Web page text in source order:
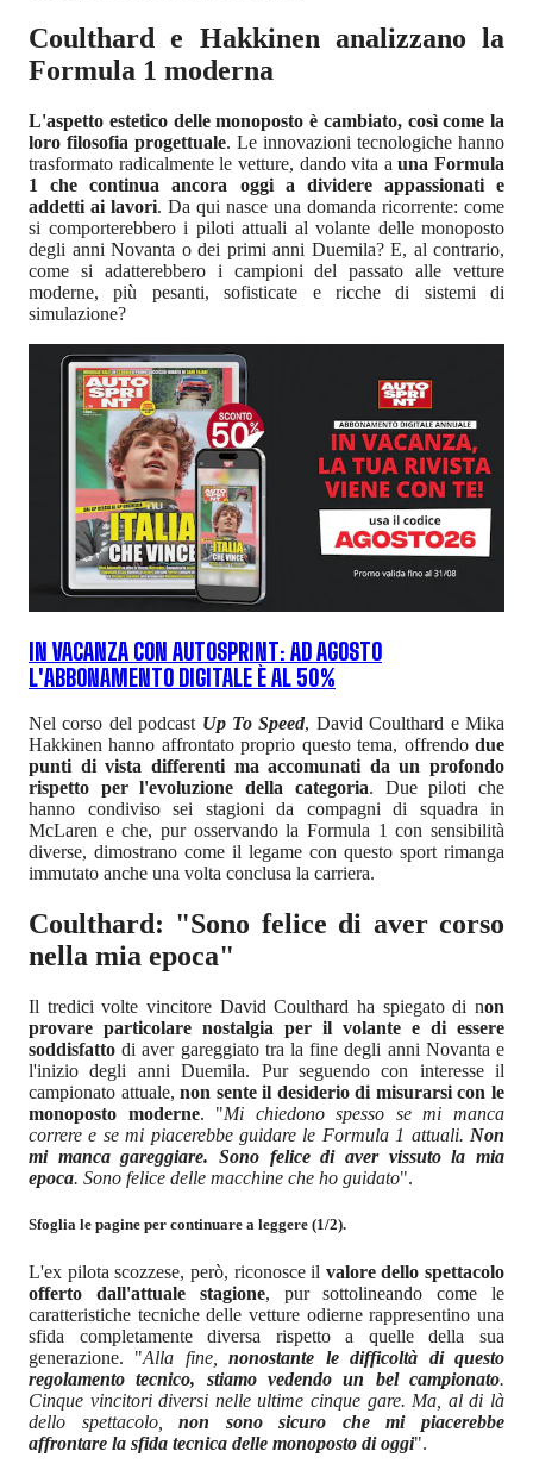
Coulthard e Hakkinen analizzano la
Formula 1 moderna
L'aspetto estetico delle monoposto è cambiato, così come la
loro filosofia progettuale. Le innovazioni tecnologiche hanno
trasformato radicalmente le vetture, dando vita auna Formula
1 che continua ancora oggi a dividere appassionati e
addetti ai lavori. Da qui nasce una domanda ricorrente: come
si comporterebbero i piloti attuali al volante delle monoposto
degli anni Novanta o dei primi anni Duemila? E, al contrario,
come si adatterebbero i campioni del passato alle vetture
moderne, più pesanti, sofisticate e ricche di sistemi di
simulazione?
IN VACANZA CON AUTOSPRINT: AD AGOSTO
L'ABBONAMENTO DIGITALE È AL 50%
Nel corso del podcast Up To Speed, David Coulthard e Mika
Hakkinen hanno affrontato proprio questo tema, offrendo due
punti di vista differenti ma accomunati da un profondo
rispetto per l'evoluzione della categoria. Due piloti che
hanno condiviso sei stagioni da compagni di squadra in
McLaren e che, pur osservando la Formula 1 con sensibilità
diverse, dimostrano come il legame con questo sport rimanga
immutato anche una volta conclusa la carriera.
Coulthard: "Sono felice di aver corso
nella mia epoca"
Il tredici volte vincitore David Coulthard ha spiegato di non
provare particolare nostalgia per il volante e di essere
soddisfattodi aver gareggiato tra la fine degli anni Novanta e
l'inizio degli anni Duemila. Pur seguendo con interesse il
campionato attuale,non sente il desiderio di misurarsi con le
monoposto moderne. "Mi chiedono spesso se mi manca
correre e se mi piacerebbe guidare le Formula 1 attuali. Non
mi manca gareggiare. Sono felice di aver vissuto la mia
epoca. Sono felice delle macchine che ho guidato".
Sfoglia le pagine per continuare a leggere (1/2).
L'ex pilota scozzese, però, riconosce il valore dello spettacolo
offerto dall'attuale stagione, pur sottolineando come le
caratteristiche tecniche delle vetture odierne rappresentino una
sfida completamente diversa rispetto a quelle della sua
generazione. "Alla fine,nonostante le difficoltà di questo
regolamento tecnico, stiamo vedendo un bel campionato.
Cinque vincitori diversi nelle ultime cinque gare. Ma, al di là
dello spettacolo,non sono sicuro che mi piacerebbe
affrontare la sfida tecnica delle monoposto di oggi".